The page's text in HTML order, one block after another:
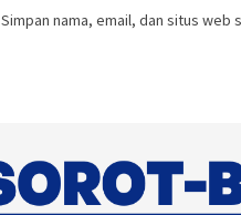
Simpan nama, email, dan situs web